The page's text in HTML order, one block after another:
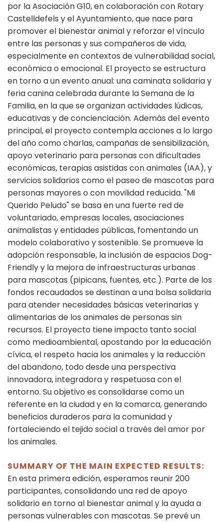
por la Asociación G10, en colaboración con Rotary
Castelldefels y el Ayuntamiento, que nace para
promover el bienestar animal y reforzar el vínculo
entre las personas y sus compañeros de vida,
especialmente en contextos de vulnerabilidad social,
económica o emocional. El proyecto se estructura
en torno a un evento anual: una caminata solidaria y
feria canina celebrada durante la Semana de la
Familia, en la que se organizan actividades lúdicas,
educativas y de concienciación. Además del evento
principal, el proyecto contempla acciones a lo largo
del año como charlas, campañas de sensibilización,
apoyo veterinario para personas con dificultades
económicas, terapias asistidas con animales (IAA), y
servicios solidarios como el paseo de mascotas para
personas mayores o con movilidad reducida. "Mi
Querido Peludo" se basa en una fuerte red de
voluntariado, empresas locales, asociaciones
animalistas y entidades públicas, fomentando un
modelo colaborativo y sostenible. Se promueve la
adopción responsable, la inclusión de espacios Dog-
Friendly y la mejora de infraestructuras urbanas
para mascotas (pipicans, fuentes, etc.). Parte de los
fondos recaudados se destinan a una bolsa solidaria
para atender necesidades básicas veterinarias y
alimentarias de los animales de personas sin
recursos. El proyecto tiene impacto tanto social
como medioambiental, apostando por la educación
cívica, el respeto hacia los animales y la reducción
del abandono, todo desde una perspectiva
innovadora, integradora y respetuosa con el
entorno. Su objetivo es consolidarse como un
referente en la ciudad y en la comarca, generando
beneficios duraderos para la comunidad y
fortaleciendo el tejido social a través del amor por
los animales.
SUMMARY OF THE MAIN EXPECTED RESULTS:
En esta primera edición, esperamos reunir 200
participantes, consolidando una red de apoyo
solidario en torno al bienestar animal y la ayuda a
personas vulnerables con mascotas. Se prevé un